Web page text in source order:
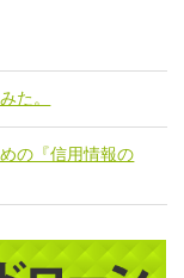
た。
の『信用情報の